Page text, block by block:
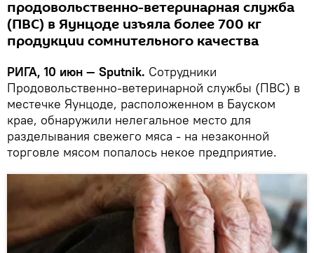
продовольственно-ветеринарная служба
(ПВС) в Яунцоде изъяла более 700 кг
продукции сомнительного качества
РИГА, 10 июн — Sputnik. Сотрудники
Продовольственно-ветеринарной службы (ПВС) в
местечке Яунцоде, расположенном в Бауском
крае, обнаружили нелегальное место для
разделывания свежего мяса - на незаконной
торговле мясом попалось некое предприятие.